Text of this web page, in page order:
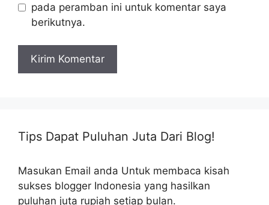
pada peramban ini untuk komentar saya
berikutnya.
Tips Dapat Puluhan Juta Dari Blog!
Masukan Email anda Untuk membaca kisah
sukses blogger Indonesia yang hasilkan
puluhan juta rupiah setiap bulan.